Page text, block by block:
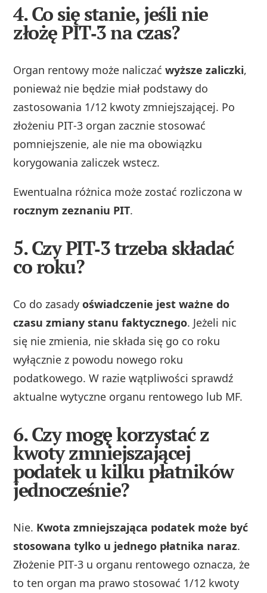
4. Co się stanie, jeśli nie
złożę PIT‑3 na czas?
Organ rentowy może naliczaćwyższe zaliczki,
ponieważ nie będzie miał podstawy do
zastosowania 1/12 kwoty zmniejszającej. Po
złożeniu PIT‑3 organ zacznie stosować
pomniejszenie, ale nie ma obowiązku
korygowania zaliczek wstecz.
Ewentualna różnica może zostać rozliczona w
rocznym zeznaniu PIT.
5. Czy PIT‑3 trzeba składać
co roku?
Co do zasadyoświadczenie jest ważne do
czasu zmiany stanu faktycznego. Jeżeli nic
się nie zmienia, nie składa się go co roku
wyłącznie z powodu nowego roku
podatkowego. W razie wątpliwości sprawdź
aktualne wytyczne organu rentowego lub MF.
6. Czy mogę korzystać z
kwoty zmniejszającej
podatek u kilku płatników
jednocześnie?
Nie. Kwota zmniejszająca podatek może być
stosowana tylko u jednego płatnika naraz.
Złożenie PIT‑3 u organu rentowego oznacza, że
to ten organ ma prawo stosować 1/12 kwoty